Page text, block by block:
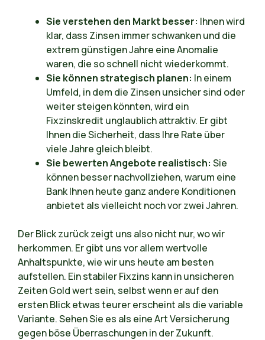
Sie verstehen den Markt besser: Ihnen wird
klar, dass Zinsen immer schwanken und die
extrem günstigen Jahre eine Anomalie
waren, die so schnell nicht wiederkommt.
Sie können strategisch planen: In einem
Umfeld, in dem die Zinsen unsicher sind oder
weiter steigen könnten, wird ein
Fixzinskredit unglaublich attraktiv. Er gibt
Ihnen die Sicherheit, dass Ihre Rate über
viele Jahre gleich bleibt.
Sie bewerten Angebote realistisch: Sie
können besser nachvollziehen, warum eine
Bank Ihnen heute ganz andere Konditionen
anbietet als vielleicht noch vor zwei Jahren.
Der Blick zurück zeigt uns also nicht nur, wo wir
herkommen. Er gibt uns vor allem wertvolle
Anhaltspunkte, wie wir uns heute am besten
aufstellen. Ein stabiler Fixzins kann in unsicheren
Zeiten Gold wert sein, selbst wenn er auf den
ersten Blick etwas teurer erscheint als die variable
Variante. Sehen Sie es als eine Art Versicherung
gegen böse Überraschungen in der Zukunft.